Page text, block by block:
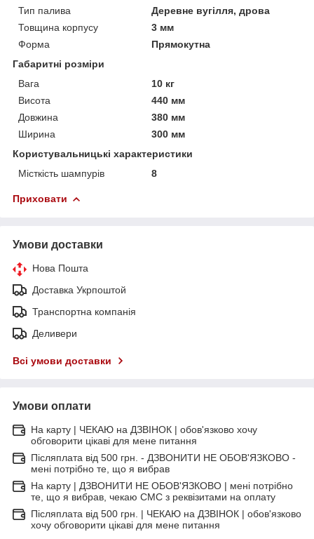
Тип палива
Деревне вугілля, дрова
Товщина корпусу
3 мм
Форма
Прямокутна
Габаритні розміри
Вага
10 кг
Висота
440 мм
Довжина
380 мм
Ширина
300 мм
Користувальницькі характеристики
Місткість шампурів
8
Приховати
Умови доставки
Нова Пошта
Доставка Укрпоштой
Транспортна компанія
Деливери
Всі умови доставки
Умови оплати
На карту | ЧЕКАЮ на ДЗВІНОК | обов'язково хочу
обговорити цікаві для мене питання
Післяплата від 500 грн. - ДЗВОНИТИ НЕ ОБОВ'ЯЗКОВО -
мені потрібно те, що я вибрав
На карту | ДЗВОНИТИ НЕ ОБОВ'ЯЗКОВО | мені потрібно
те, що я вибрав, чекаю СМС з реквізитами на оплату
Післяплата від 500 грн. | ЧЕКАЮ на ДЗВІНОК | обов'язково
хочу обговорити цікаві для мене питання